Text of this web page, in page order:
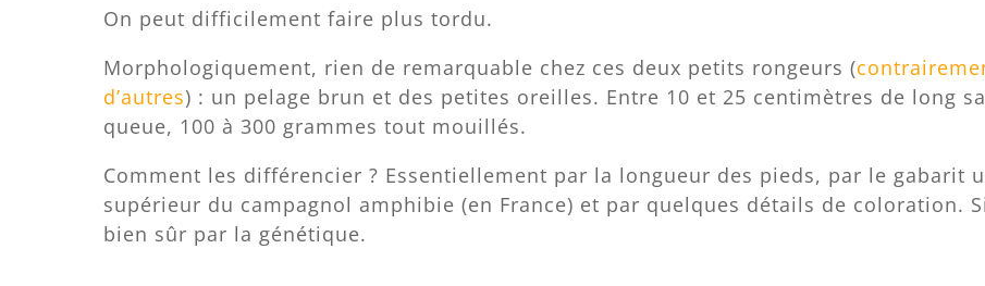
On peut difficilement faire plus tordu.
Morphologiquement, rien de remarquable chez ces deux petits rongeurs (
d’autres) : un pelage brun et des petites oreilles. Entre 10 et 25 centimètres de long
queue, 100 à 300 grammes tout mouillés.
Comment les différencier ? Essentiellement par la longueur des pieds, par le gabarit
supérieur du campagnol amphibie (en France) et par quelques détails de coloration.
bien sûr par la génétique.